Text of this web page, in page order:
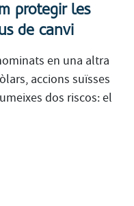
protegir les
de canvi
en una altra
accions suïsses
dos riscos: el